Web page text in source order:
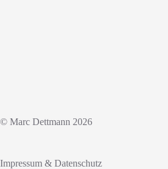
© Marc Dettmann 2026
Impressum & Datenschutz